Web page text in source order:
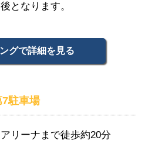
となります。
グで詳細を見る
駐車場
リーナまで徒歩約20分